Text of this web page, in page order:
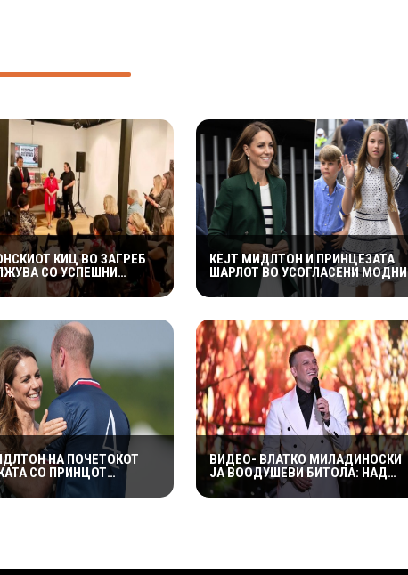
КИЦ ВО ЗАГРЕБ
СО УСПЕШНИ
НАСТАНИ – ГОЛЕМ
ЗА „ИСТОРИЈА НА
КЕЈТ МИДЛТОН И ПРИНЦЕЗАТА
ШАРЛОТ ВО УСОГЛАСЕНИ МОДНИ
КОМБИНАЦИИ НА ИГРИТЕ НА
КОМОНВЕЛТОТ – КРАЛСКОТО
ЦЕЛОТО ВНИМАНИЕ
НА ПОЧЕТОКОТ
СО ПРИНЦОТ
ДОБИЛА НЕПРИЈАТНО
„СЕ МАЖИШ
ВИДЕО- ВЛАТКО МИЛАДИНОСКИ
ЈА ВООДУШЕВИ БИТОЛА: НАД
2.500 ПОСЕТИТЕЛИ УЖИВАА ВО
СПЕКТАКЛОТ ВО ХЕРАКЛЕЈА